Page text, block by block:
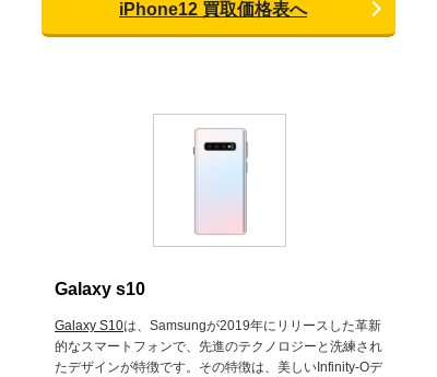
iPhone12 買取価格表へ
Galaxy s10
Galaxy S10は、Samsungが2019年にリリースした革新
的なスマートフォンで、先進のテクノロジーと洗練され
たデザインが特徴です。その特徴は、美しいInfinity-Oデ